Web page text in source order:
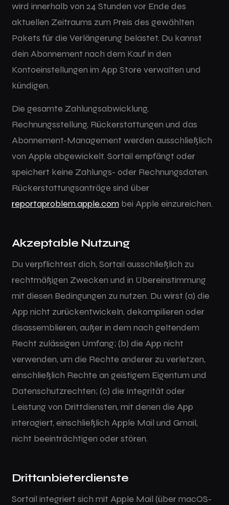
wird innerhalb von 24 Stunden vor Ende des
aktuellen Zeitraums zum Preis des gewählten
Pakets für die Verlängerung belastet. Du kannst
dein Abonnement nach dem Kauf in den
Kontoeinstellungen im App Store verwalten und
kündigen.
Die gesamte Zahlungsabwicklung,
Rechnungsstellung, Rückerstattungen und das
Abonnement-Management werden ausschließlich
von Apple abgewickelt. Sortail empfängt oder
speichert keine Zahlungs- oder Rechnungsdaten.
Rückerstattungsanträge sind über
reportaproblem.apple.combei Apple einzureichen.
Akzeptable Nutzung
Du verpflichtest dich, Sortail ausschließlich zu
rechtmäßigen Zwecken und in Übereinstimmung
mit diesen Bedingungen zu nutzen. Du wirst (a) die
App nicht zurückentwickeln, dekompilieren oder
disassemblieren, außer in dem nach geltendem
Recht zulässigen Umfang; (b) die App nicht
verwenden, um die Rechte anderer zu verletzen,
einschließlich Rechte an geistigem Eigentum und
Datenschutzrechten; (c) die Integrität oder
Leistung von Drittdiensten, mit denen die App
interagiert, einschließlich Apple Mail und Gmail,
nicht beeinträchtigen oder stören.
Drittanbieterdienste
Sortail integriert sich mit Apple Mail (über macOS-